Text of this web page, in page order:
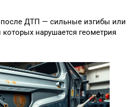
ДТП — сильные изгибы или
нарушается геометрия